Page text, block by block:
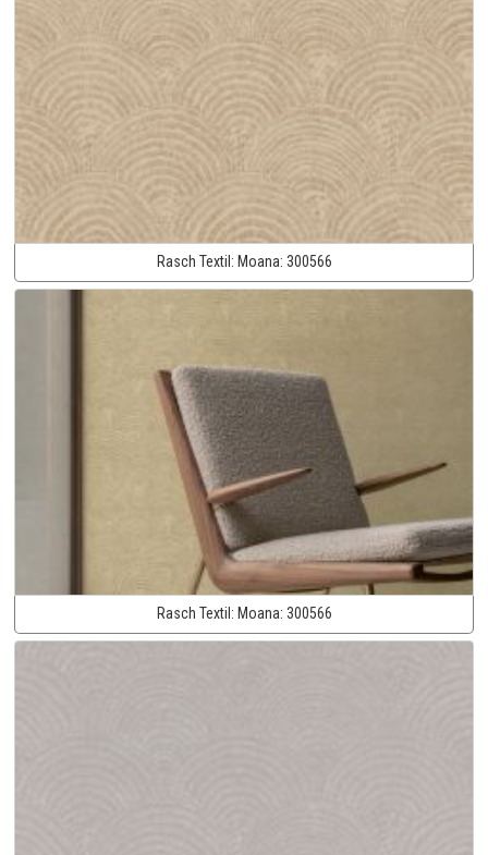
Rasch Textil: Moana: 300566
Rasch Textil: Moana: 300566